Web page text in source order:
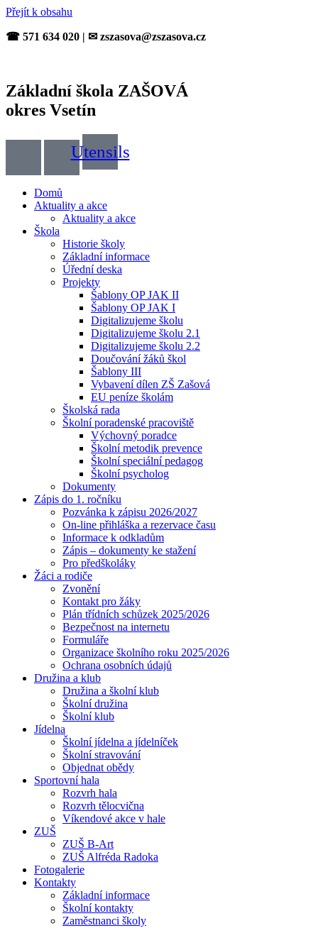
Přejít k obsahu
☎ 571 634 020 | ✉ zszasova@zszasova.cz
Základní škola ZAŠOVÁ
okres Vsetín
Utensils
Domů
Aktuality a akce
Aktuality a akce
Škola
Historie školy
Základní informace
Úřední deska
Projekty
Šablony OP JAK II
Šablony OP JAK I
Digitalizujeme školu
Digitalizujeme školu 2.1
Digitalizujeme školu 2.2
Doučování žáků škol
Šablony III
Vybavení dílen ZŠ Zašová
EU peníze školám
Školská rada
Školní poradenské pracoviště
Výchovný poradce
Školní metodik prevence
Školní speciální pedagog
Školní psycholog
Dokumenty
Zápis do 1. ročníku
Pozvánka k zápisu 2026/2027
On-line přihláška a rezervace času
Informace k odkladům
Zápis – dokumenty ke stažení
Pro předškoláky
Žáci a rodiče
Zvonění
Kontakt pro žáky
Plán třídních schůzek 2025/2026
Bezpečnost na internetu
Formuláře
Organizace školního roku 2025/2026
Ochrana osobních údajů
Družina a klub
Družina a školní klub
Školní družina
Školní klub
Jídelna
Školní jídelna a jídelníček
Školní stravování
Objednat obědy
Sportovní hala
Rozvrh hala
Rozvrh tělocvična
Víkendové akce v hale
ZUŠ
ZUŠ B-Art
ZUŠ Alfréda Radoka
Fotogalerie
Kontakty
Základní informace
Školní kontakty
Zaměstnanci školy